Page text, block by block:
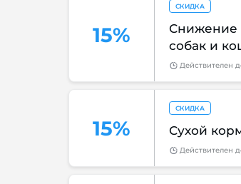
15%
СКИДКА
Снижение
собак и
Действителен
15%
СКИДКА
Сухой
Действителен